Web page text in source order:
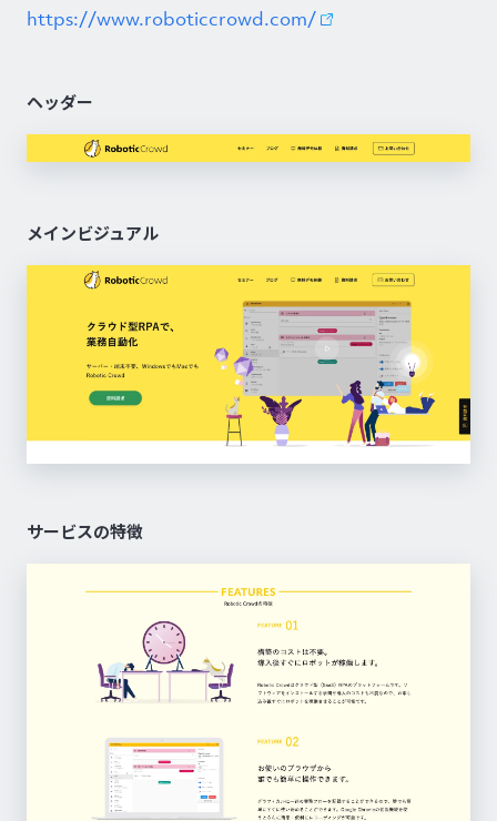
https://www.roboticcrowd.com/
ヘッダー
メインビジュアル
サービスの特徴